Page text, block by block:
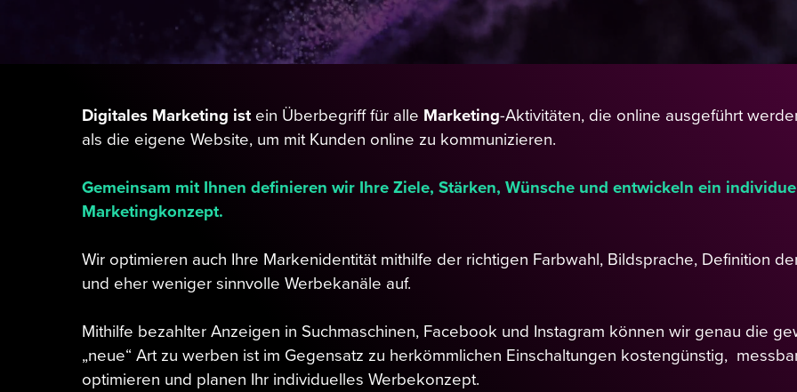
Digitales Marketing ist ein Überbegriff für alle Marketing-Aktivitäten, die online ausgeführt
als die eigene Website, um mit Kunden online zu kommunizieren.
Gemeinsam mit Ihnen definieren wir Ihre Ziele, Stärken, Wünsche und entwickeln ein
Marketingkonzept.
Wir optimieren auch Ihre Markenidentität mithilfe der richtigen Farbwahl, Bildsprache, Definition
und eher weniger sinnvolle Werbekanäle auf.
Mithilfe bezahlter Anzeigen in Suchmaschinen, Facebook und Instagram können wir genau die
„neue“ Art zu werben ist im Gegensatz zu herkömmlichen Einschaltungen kostengünstig,
optimieren und planen Ihr individuelles Werbekonzept.